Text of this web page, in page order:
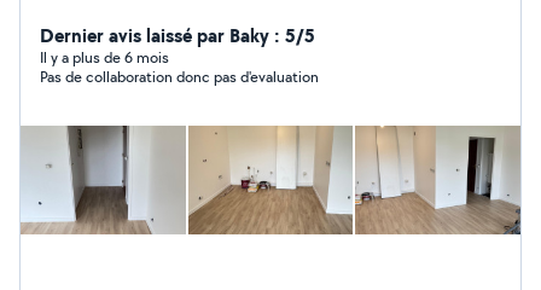
carrelage, pose de lino et moquette, ainsi que des
travaux de rénovation et de finition. Je peux également
prendre en charge d'autres travaux du bâtiment grâce à
ponctuel, soigneux et disponible rapidement. Si vous
cherchez un artisan expérimenté et fiable, n'hésitez pas
à me contacter. Je serai ravi d'échanger avec vous.
Merci.
Dernier avis laissé par Baky : 5/5
Il y a plus de 6 mois
Pas de collaboration donc pas d'evaluation